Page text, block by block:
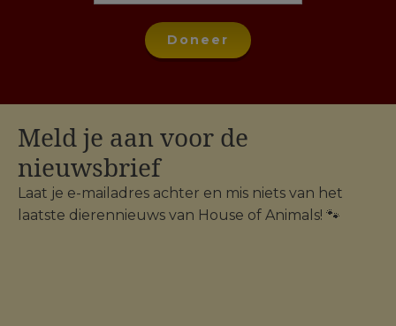
Doneer
Meld je aan voor de
nieuwsbrief
Laat je e-mailadres achter en mis niets van het
laatste dierennieuws van House of Animals! 🐾